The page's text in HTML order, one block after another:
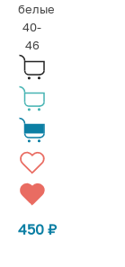
белые
40-
46
450 ₽